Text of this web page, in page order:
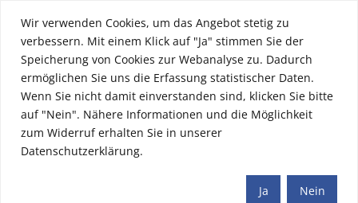
Wir verwenden Cookies, um das Angebot stetig zu
verbessern. Mit einem Klick auf "Ja" stimmen Sie der
Speicherung von Cookies zur Webanalyse zu. Dadurch
ermöglichen Sie uns die Erfassung statistischer Daten.
Wenn Sie nicht damit einverstanden sind, klicken Sie bitte
auf "Nein". Nähere Informationen und die Möglichkeit
zum Widerruf erhalten Sie in unserer
Datenschutzerklärung.
Nein
Ja